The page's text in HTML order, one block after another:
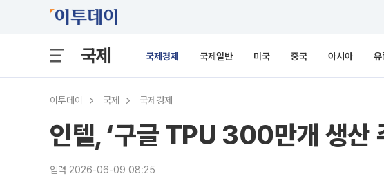
국제 국제경제 국제일반 미국 중국 아시아 유
이투데이 국제 국제경제
인텔, ‘구글 TPU 300만개 생산
입력 2026-06-09 08:25